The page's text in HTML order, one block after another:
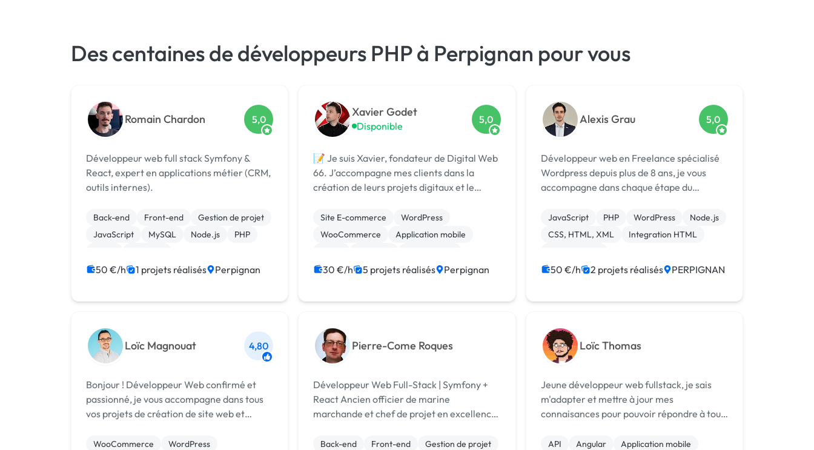
Des centaines de développeurs PHP à Perpignan pour vous
Romain Chardon 5,0
Développeur web full stack Symfony &
React, expert en applications métier (CRM,
outils internes).
Back-end Front-end
Gestion de projet
JavaScript
MySQL Node.js
PHP
50 €/h 1 projets réalisés Perpignan
Xavier Godet
Disponible
5,0
📝 Je suis Xavier, fondateur de Digital Web
66. J’accompagne mes clients dans la
création de leurs projets digitaux et le
[URL MASQUÉE] |
Site E-commerce
WordPress
WooCommerce
Application mobile
30 €/h 5 projets réalisés Perpignan
Alexis Grau 5,0
Développeur web en Freelance spécialisé
Wordpress depuis plus de 8 ans, je vous
accompagne dans chaque étape du
aider à atteindre vos objectifs tout en
respectant vos délais. Je développe dans
JavaScript PHP WordPress
Node.js
CSS, HTML, XML
Integration HTML
50 €/h 2 projets réalisés PERPIGNAN
Loïc Magnouat 4,80
Bonjour ! Développeur Web confirmé et
passionné, je vous accompagne dans tous
vos projets de création de site web et
VITRINE & : ✔ Création de Site Web -
WooCommerce
WordPress
Pierre-Come Roques
Développeur Web Full-Stack | Symfony +
React Ancien officier de marine
marchande et chef de projet en excellence
reconversion professionnelle pour devenir
Back-end Front-end
Gestion de projet
Loïc Thomas
Jeune développeur web fullstack, je sais
m'adapter et mettre à jour mes
connaisances pour pouvoir répondre à tous
Javascript avec l'utilisation de React,
API Angular
Application mobile